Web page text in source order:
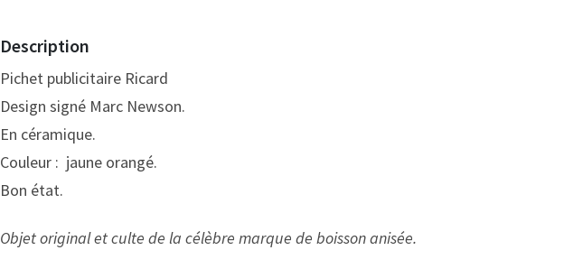
Description
Pichet publicitaire Ricard
Design signé Marc Newson.
En céramique.
Couleur : jaune orangé.
Bon état.
Objet original et culte de la célèbre marque de boisson anisée.